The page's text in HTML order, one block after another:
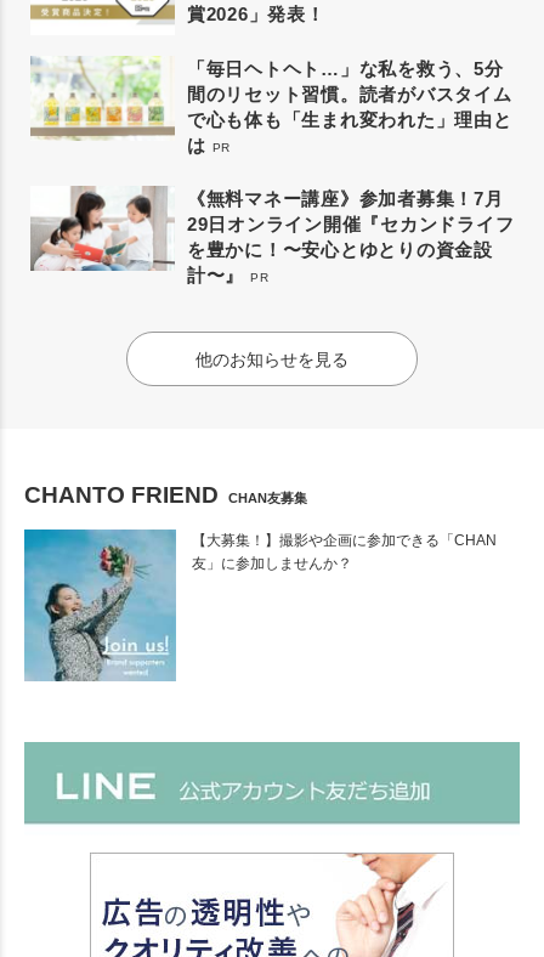
賞2026」発表！
「毎日ヘトヘト…」な私を救う、5分
間のリセット習慣。読者がバスタイム
で心も体も「生まれ変われた」理由と
は PR
《無料マネー講座》参加者募集！7月
29日オンライン開催『セカンドライフ
を豊かに！〜安心とゆとりの資金設
計〜』
PR
他のお知らせを見る
CHANTO FRIEND CHAN友募集
【大募集！】撮影や企画に参加できる「CHAN
友」に参加しませんか？